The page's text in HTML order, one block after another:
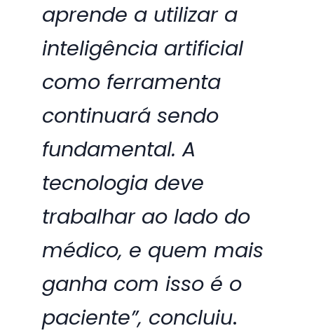
aprende a utilizar a
inteligência artificial
como ferramenta
continuará sendo
fundamental. A
tecnologia deve
trabalhar ao lado do
médico, e quem mais
ganha com isso é o
paciente”, concluiu.